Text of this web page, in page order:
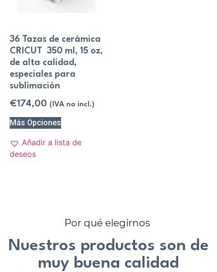
36 Tazas de cerámica
CRICUT 350 ml, 15 oz,
de alta calidad,
especiales para
sublimación
€174,00 (IVA no incl.)
Más Opciones
Añadir a lista de
deseos
Por qué elegirnos
Nuestros productos son de
muy buena calidad